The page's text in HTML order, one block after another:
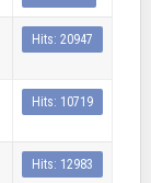
Hits: 20947
Hits: 10719
Hits: 12983